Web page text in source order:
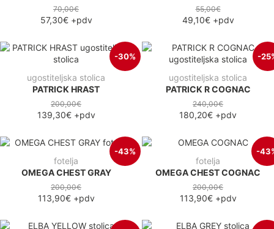
70,00€
57,30€+pdv
55,00€
49,10€+pdv
-30%
ugostiteljska stolica
PATRICK HRAST
200,00€
139,30€+pdv
-
ugostiteljska stolica
PATRICK R COGNAC
240,00€
180,20€ +pdv
-43%
fotelja
OMEGA CHEST GRAY
200,00€
113,90€+pdv
-
fotelja
OMEGA CHEST COGNAC
200,00€
113,90€+pdv